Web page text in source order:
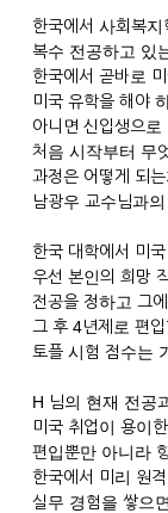
한국에서 사회복
복수 전공하고 있
한국에서 곧바로
미국 유학을 해야
아니면 신입생으
처음 시작부터 무
과정은 어떻게 되
남광우 교수님과
한국 대학에서 미
우선 본인의 희망
전공을 정하고 그
그 후 4년제로 편
토플 시험 점수는
H 님의 현재 전공
미국 취업이 용이
편입뿐만 아니라
한국에서 미리 원
실무 경험을 쌓으